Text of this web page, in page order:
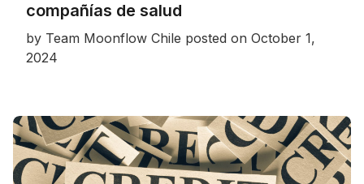
compañías de salud
by Team Moonflow Chile posted on October 1,
2024